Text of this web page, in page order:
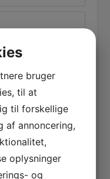
bruger
til at
til forskellige
af annoncering,
oplysninger
og